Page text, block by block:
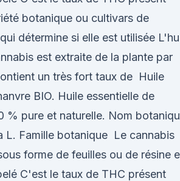
botanique ou cultivars de
détermine si elle est utilisée
est extraite de la plante par
un très fort taux de Huile
BIO. Huile essentielle de
% pure et naturelle. Nom
L. Famille botanique Le cannabis
forme de feuilles ou de résine
C'est le taux de THC présent